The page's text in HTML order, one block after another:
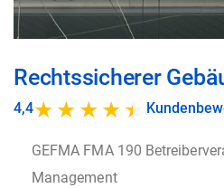
Anfang
der
springen
Rechtssicherer
4,4
GEFMA FMA 190
Management